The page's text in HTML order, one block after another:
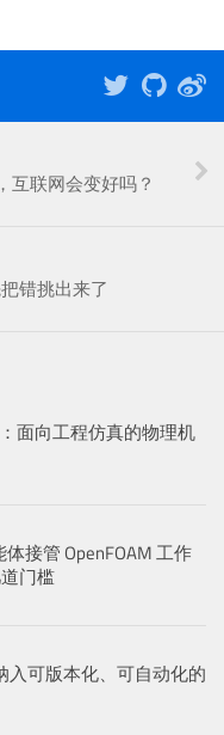
互联网会变好吗？
错挑出来了
面向工程仿真的物理机
接管 OpenFOAM 工作
门槛
入可版本化、可自动化的